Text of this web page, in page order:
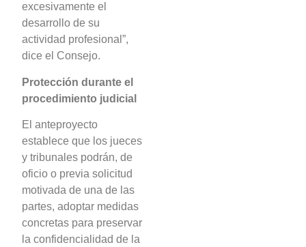
excesivamente el
desarrollo de su
actividad profesional”,
dice el Consejo.
Protección durante el
procedimiento judicial
El anteproyecto
establece que los jueces
y tribunales podrán, de
oficio o previa solicitud
motivada de una de las
partes, adoptar medidas
concretas para preservar
la confidencialidad de la